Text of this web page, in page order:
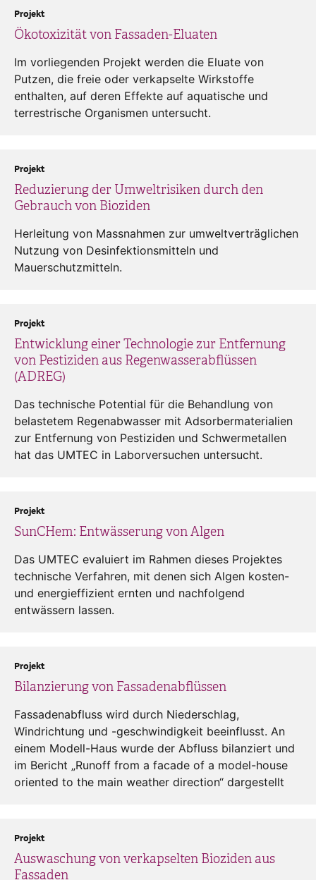
Ökotoxizität von Fassaden-Eluaten
Projekt
Im vorliegenden Projekt werden die Eluate von
Putzen, die freie oder verkapselte Wirkstoffe
enthalten, auf deren Effekte auf aquatische und
terrestrische Organismen untersucht.
Reduzierung der Umweltrisiken durch den
Gebrauch von Bioziden
Projekt
Herleitung von Massnahmen zur umweltverträglichen
Nutzung von Desinfektionsmitteln und
Mauerschutzmitteln.
Entwicklung einer Technologie zur Entfernung
von Pestiziden aus Regenwasserabflüssen
(ADREG)
Projekt
Das technische Potential für die Behandlung von
belastetem Regenabwasser mit Adsorbermaterialien
zur Entfernung von Pestiziden und Schwermetallen
hat das UMTEC in Laborversuchen untersucht.
SunCHem: Entwässerung von Algen
Projekt
Das UMTEC evaluiert im Rahmen dieses Projektes
technische Verfahren, mit denen sich Algen kosten-
und energieffizient ernten und nachfolgend
entwässern lassen.
Bilanzierung von Fassadenabflüssen
Projekt
Fassadenabfluss wird durch Niederschlag,
Windrichtung und -geschwindigkeit beeinflusst. An
einem Modell-Haus wurde der Abfluss bilanziert und
im Bericht „Runoff from a facade of a model-house
oriented to the main weather direction“ dargestellt
Auswaschung von verkapselten Bioziden aus
Fassaden
Projekt